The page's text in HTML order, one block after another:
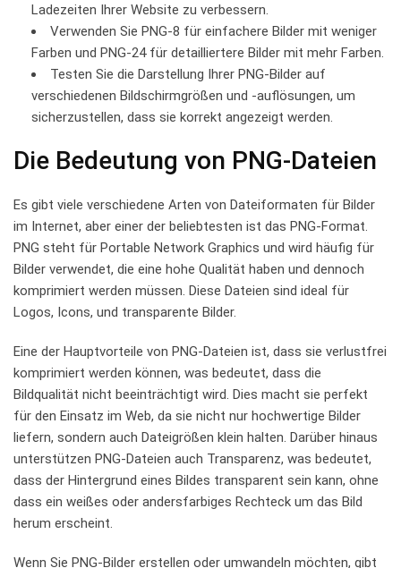
Ladezeiten ⁣Ihrer Website zu ‍verbessern.
Verwenden Sie PNG-8 für einfachere Bilder mit weniger
Farben und‌ PNG-24‍ für ⁤detailliertere Bilder mit mehr Farben.
Testen Sie ⁤die ​Darstellung ⁢Ihrer ‍PNG-Bilder⁣ auf
⁣verschiedenen Bildschirmgrößen und -auflösungen, um
sicherzustellen, dass sie‌ korrekt angezeigt werden.
Die Bedeutung von PNG-Dateien
Es gibt ⁣viele verschiedene Arten ⁣von Dateiformaten für Bilder
im⁣ Internet,‍ aber⁢ einer der beliebtesten ist das⁤ PNG-Format.
PNG steht für Portable Network Graphics und wird häufig ​für
Bilder verwendet, ‍die eine hohe Qualität haben und dennoch
komprimiert werden ​müssen. Diese Dateien sind‍ ideal für
Logos, Icons,⁢ und ⁤transparente Bilder.
Eine ‍der Hauptvorteile von PNG-Dateien ⁤ist, dass sie ⁢verlustfrei
komprimiert werden können, was⁤ bedeutet, dass die
Bildqualität nicht beeinträchtigt wird. Dies macht sie perfekt
für den Einsatz im Web,‍ da sie ⁣nicht nur hochwertige ⁤Bilder
liefern, sondern auch ‍Dateigrößen klein halten. ⁢Darüber hinaus
unterstützen⁣ PNG-Dateien‌ auch Transparenz, was ⁢bedeutet,
dass der ‌Hintergrund ​eines ​Bildes transparent sein ​kann, ohne
dass ein weißes‍ oder ⁣andersfarbiges Rechteck um das Bild
herum ‌erscheint.
Wenn Sie PNG-Bilder erstellen oder umwandeln möchten, gibt